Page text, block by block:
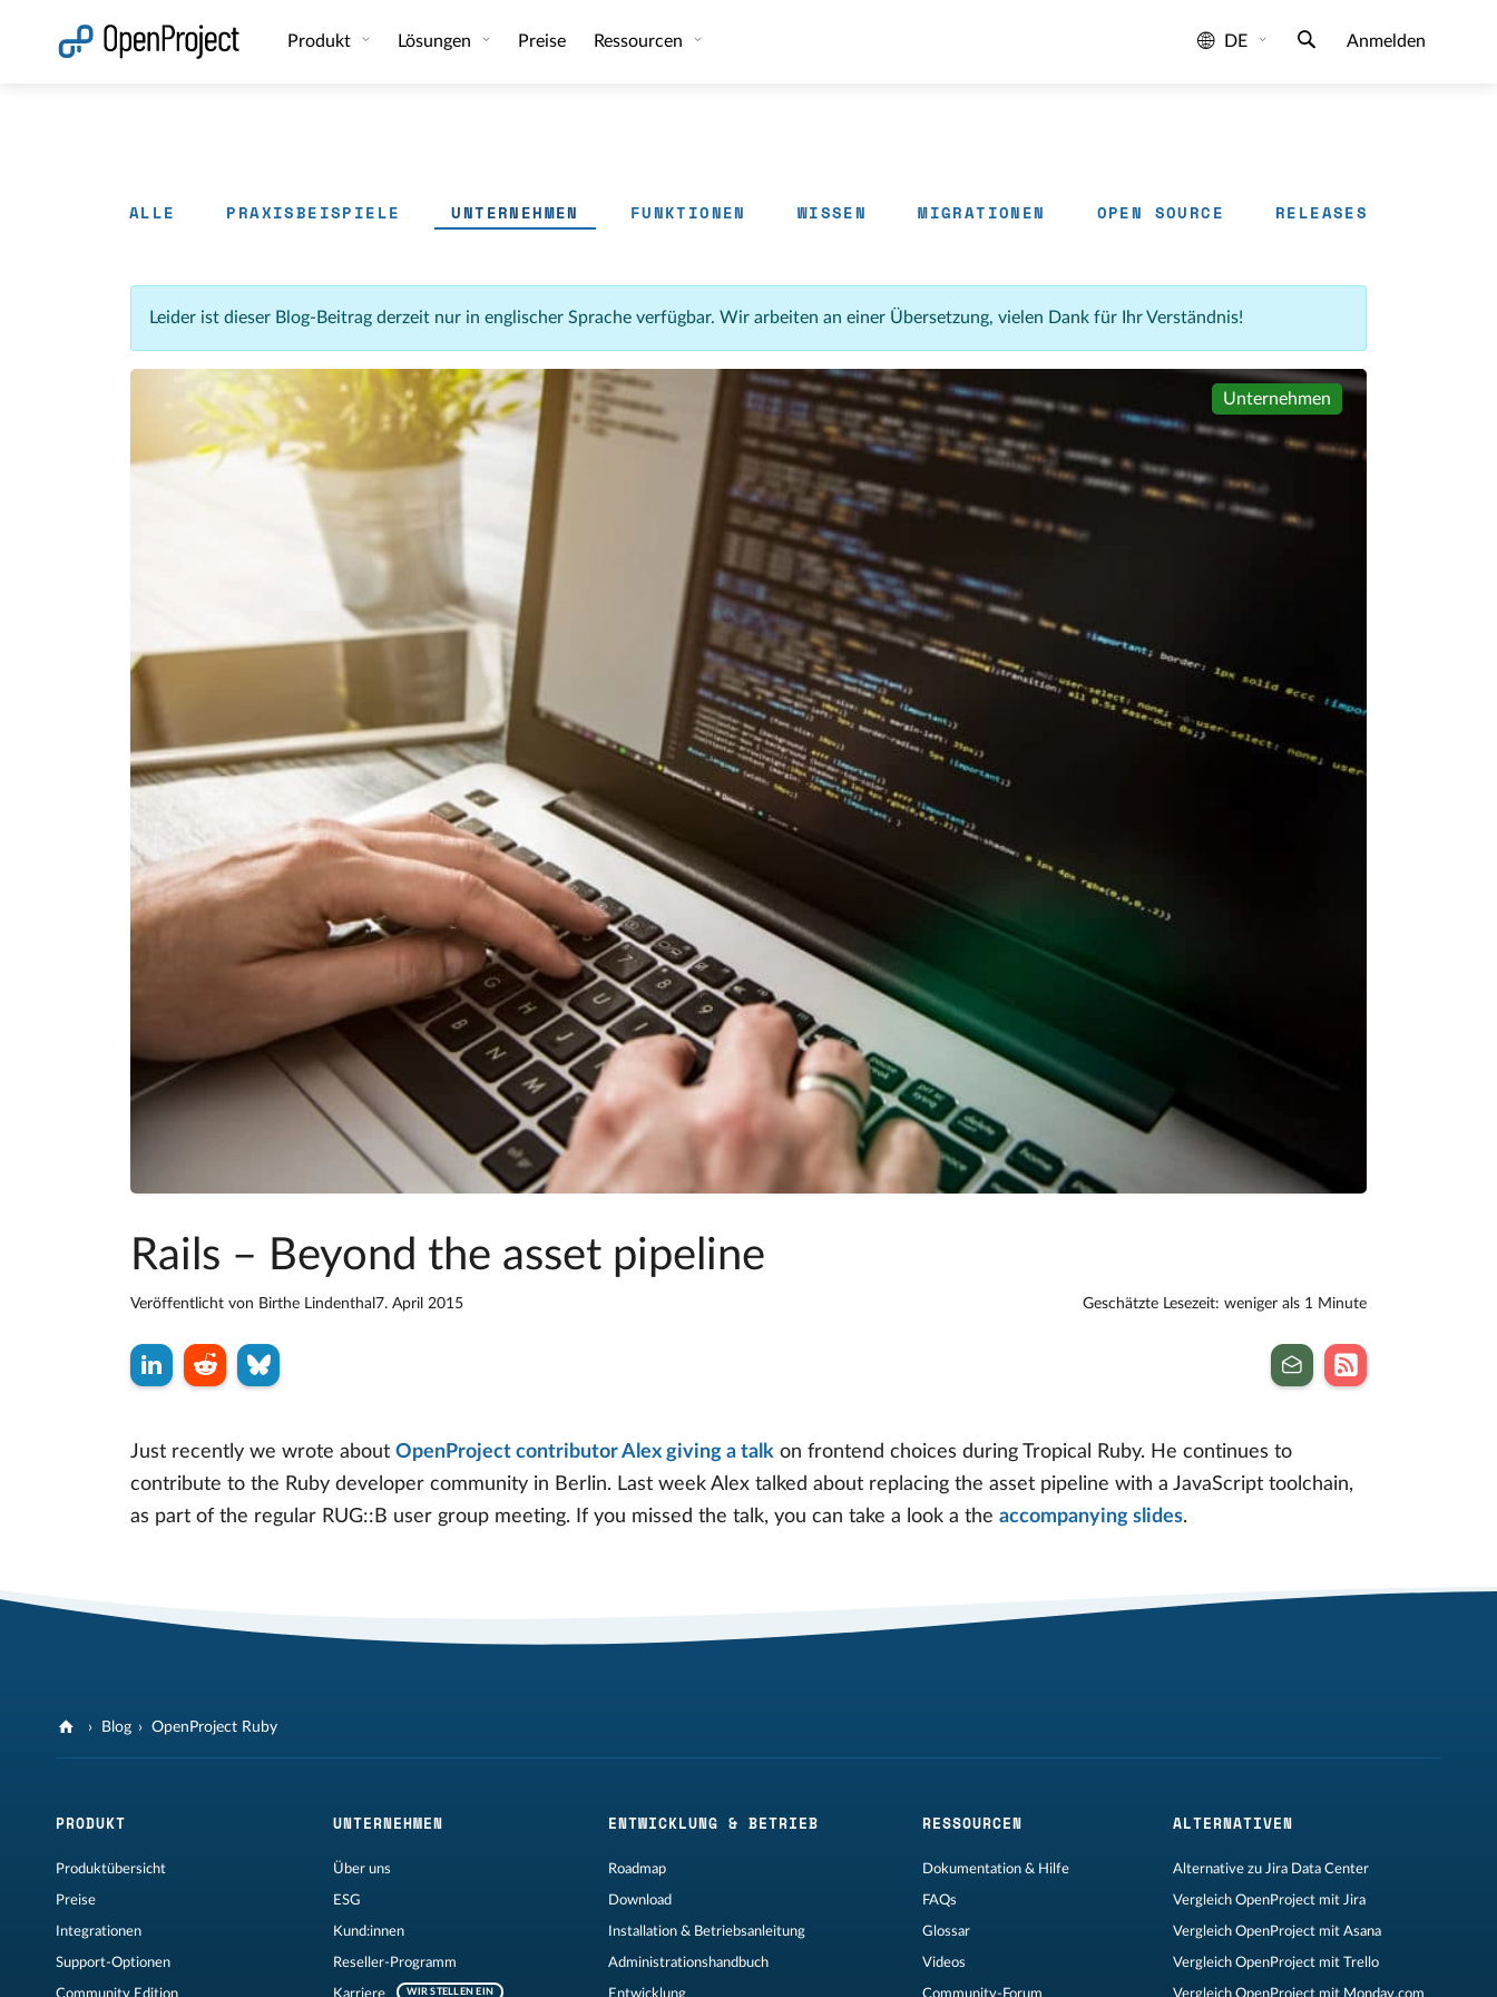
Produkt Lösungen Preise Ressourcen DE Anmelden
ALLE PRAXISBEISPIELE UNTERNEHMEN FUNKTIONEN WISSEN MIGRATIONEN OPEN SOURCE RELEASES
Leider ist dieser Blog-Beitrag derzeit nur in englischer Sprache verfügbar. Wir arbeiten an einer Übersetzung, vielen Dank für Ihr Verständnis!
Unternehmen
Rails – Beyond the asset pipeline
Veröffentlicht von Birthe Lindenthal 7. April 2015 Geschätzte Lesezeit: weniger als 1 Minute
Just recently we wrote about OpenProject contributor Alex giving a talk on frontend choices during Tropical Ruby. He continues to
contribute to the Ruby developer community in Berlin. Last week Alex talked about replacing the asset pipeline with a JavaScript toolchain,
as part of the regular RUG::B user group meeting. If you missed the talk, you can take a look a the accompanying slides.
Blog OpenProject Ruby
PRODUKT
Produktübersicht
Preise
Integrationen
Support-Optionen
Community Edition
UNTERNEHMEN
Über uns
ESG
Kund:innen
Reseller-Programm
Karriere WIR STELLEN EIN
ENTWICKLUNG & BETRIEB
Roadmap
Download
Installation & Betriebsanleitung
Administrationshandbuch
Entwicklung
RESSOURCEN
Dokumentation & Hilfe
FAQs
Glossar
Videos
Community-Forum
ALTERNATIVEN
Alternative zu Jira Data Center
Vergleich OpenProject mit Jira
Vergleich OpenProject mit Asana
Vergleich OpenProject mit Trello
Vergleich OpenProject mit Monday.com